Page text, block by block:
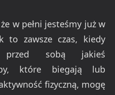
w pełni jesteśmy już w
to zawsze czas, kiedy
przed sobą jakieś
które biegają lub
fizyczną, mogę